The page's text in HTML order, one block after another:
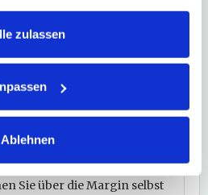
zulassen
Ablehnen
Sie ermöglichen
und fallenden Kursen sowie
ausgedrückt, mit wenig
viel Geld bewegen. Den
Sie über die Margin selbst